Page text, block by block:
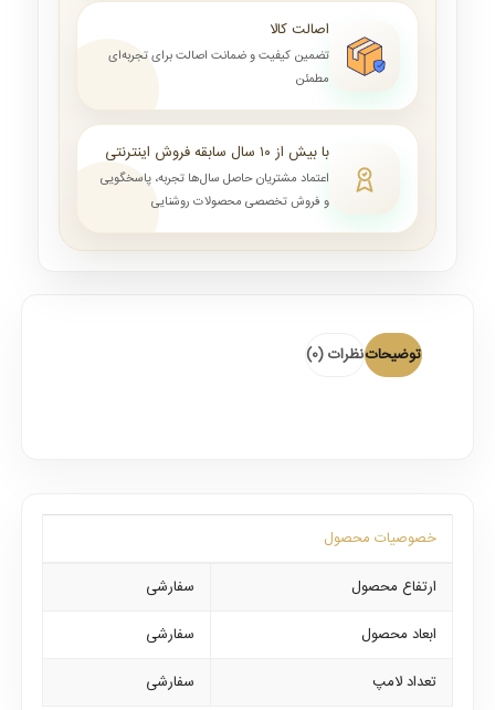
اصالت کالا
تضمین کیفیت و ضمانت اصالت برای تجربه‌ای
مطمئن
با بیش از ۱۰ سال سابقه فروش اینترنتی
اعتماد مشتریان حاصل سال‌ها تجربه، پاسخگویی
و فروش تخصصی محصولات روشنایی
توضیحاتنظرات (0)
خصوصیات محصول
ارتفاع محصول
سفارشی
ابعاد محصول
سفارشی
تعداد لامپ
سفارشی